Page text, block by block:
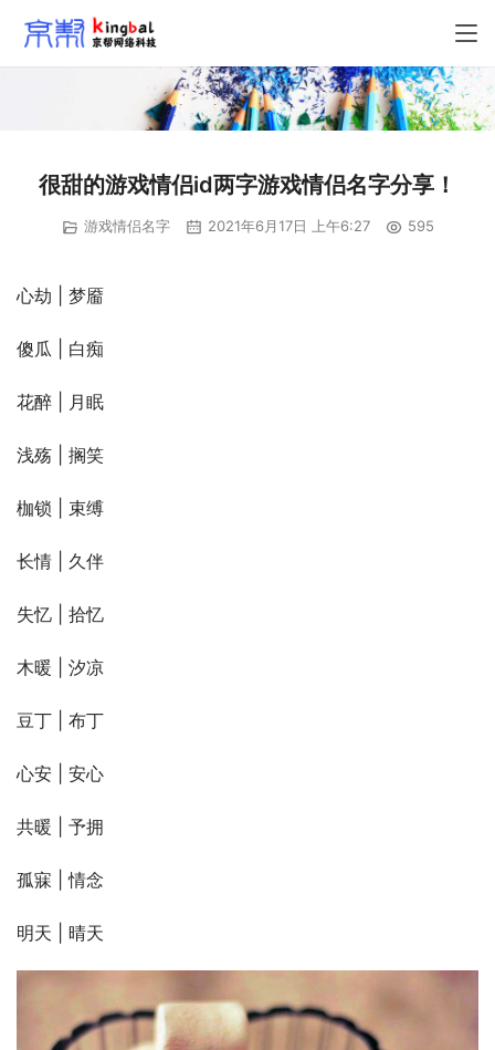
很甜的游戏情侣id两字游戏情侣名字分享！
游戏情侣名字 2021年6月17日 上午6:27 595
心劫 | 梦靥
傻瓜 | 白痴
花醉 | 月眠
浅殇 | 搁笑
枷锁 | 束缚
长情 | 久伴
失忆 | 拾忆
木暖 | 汐凉
豆丁 | 布丁
心安 | 安心
共暖 | 予拥
孤寐 | 情念
明天 | 晴天